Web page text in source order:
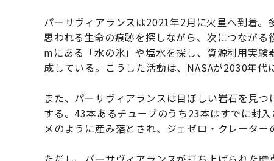
パーサヴィアランスは2021年2月に火星へ到着。
思われる生命の痕跡を探しながら、次につなが
mにある「水の氷」や塩水を探し、資源利用実
成している。こうした活動は、NASAが2030年代
また、パーサヴィアランスは目ぼしい岩石を見
する。43本あるチューブのうち23本はすでに封
メのように産み落とされ、ジェゼロ・クレーター